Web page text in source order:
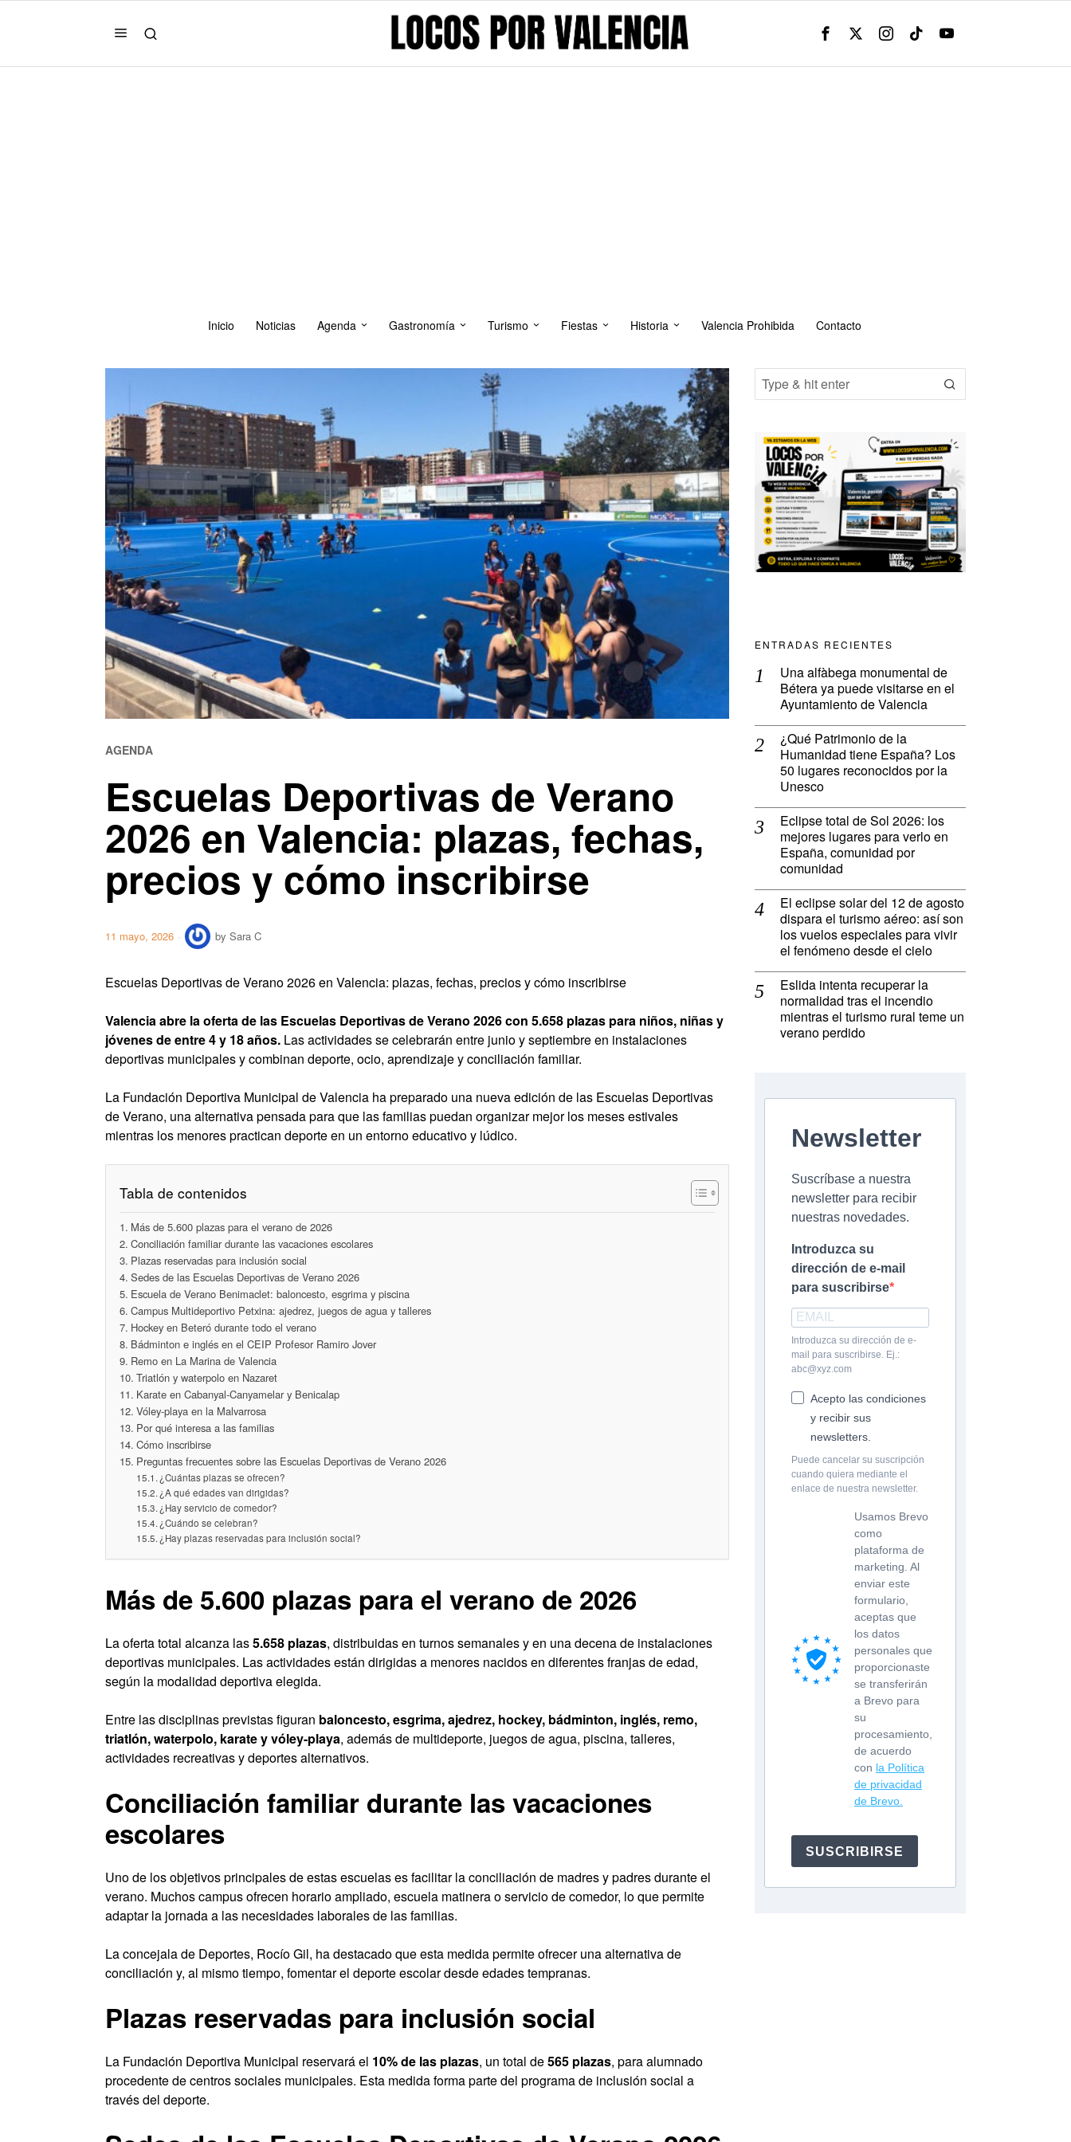
Inicio Noticias Agenda Gastronomía Turismo Fiestas Historia Valencia Prohibida Contacto
AGENDA
Escuelas Deportivas de Verano
2026 en Valencia: plazas, fechas,
precios y cómo inscribirse
11 mayo, 2026 by Sara C
Escuelas Deportivas de Verano 2026 en Valencia: plazas, fechas, precios y cómo inscribirse
Valencia abre la oferta de las Escuelas Deportivas de Verano 2026 con 5.658 plazas para niños, niñas y
jóvenes de entre 4 y 18 años. Las actividades se celebrarán entre junio y septiembre en instalaciones
deportivas municipales y combinan deporte, ocio, aprendizaje y conciliación familiar.
La Fundación Deportiva Municipal de Valencia ha preparado una nueva edición de las Escuelas Deportivas
de Verano, una alternativa pensada para que las familias puedan organizar mejor los meses estivales
mientras los menores practican deporte en un entorno educativo y lúdico.
Tabla de contenidos
Más de 5.600 plazas para el verano de 2026
Conciliación familiar durante las vacaciones escolares
Plazas reservadas para inclusión social
Sedes de las Escuelas Deportivas de Verano 2026
Escuela de Verano Benimaclet: baloncesto, esgrima y piscina
Campus Multideportivo Petxina: ajedrez, juegos de agua y talleres
Hockey en Beteró durante todo el verano
Bádminton e inglés en el CEIP Profesor Ramiro Jover
Remo en La Marina de Valencia
Triatlón y waterpolo en Nazaret
Karate en Cabanyal-Canyamelar y Benicalap
Vóley-playa en la Malvarrosa
Por qué interesa a las familias
Cómo inscribirse
Preguntas frecuentes sobre las Escuelas Deportivas de Verano 2026
¿Cuántas plazas se ofrecen?
¿A qué edades van dirigidas?
¿Hay servicio de comedor?
¿Cuándo se celebran?
¿Hay plazas reservadas para inclusión social?
Más de 5.600 plazas para el verano de 2026
La oferta total alcanza las5.658 plazas, distribuidas en turnos semanales y en una decena de instalaciones
deportivas municipales. Las actividades están dirigidas a menores nacidos en diferentes franjas de edad,
según la modalidad deportiva elegida.
Entre las disciplinas previstas figuran baloncesto, esgrima, ajedrez, hockey, bádminton, inglés, remo,
triatlón, waterpolo, karate y vóley-playa, además de multideporte, juegos de agua, piscina, talleres,
actividades recreativas y deportes alternativos.
Conciliación familiar durante las vacaciones
escolares
Uno de los objetivos principales de estas escuelas es facilitar la conciliación de madres y padres durante el
verano. Muchos campus ofrecen horario ampliado, escuela matinera o servicio de comedor, lo que permite
adaptar la jornada a las necesidades laborales de las familias.
La concejala de Deportes, Rocío Gil, ha destacado que esta medida permite ofrecer una alternativa de
conciliación y, al mismo tiempo, fomentar el deporte escolar desde edades tempranas.
Plazas reservadas para inclusión social
La Fundación Deportiva Municipal reservará el 10% de las plazas, un total de565 plazas, para alumnado
procedente de centros sociales municipales. Esta medida forma parte del programa de inclusión social a
través del deporte.
ENTRADAS RECIENTES
Una alfàbega monumental de
Bétera ya puede visitarse en el
Ayuntamiento de Valencia
¿Qué Patrimonio de la
Humanidad tiene España? Los
50 lugares reconocidos por la
Unesco
Eclipse total de Sol 2026: los
mejores lugares para verlo en
España, comunidad por
comunidad
El eclipse solar del 12 de agosto
dispara el turismo aéreo: así son
los vuelos especiales para vivir
el fenómeno desde el cielo
Eslida intenta recuperar la
normalidad tras el incendio
mientras el turismo rural teme un
verano perdido
Newsletter
Suscríbase a nuestra
newsletter para recibir
nuestras novedades.
Introduzca su
dirección de e-mail
para suscribirse
Introduzca su dirección de e-
mail para suscribirse. Ej.:
abc@xyz.com
Acepto las condiciones
y recibir sus
newsletters.
Puede cancelar su suscripción
cuando quiera mediante el
enlace de nuestra newsletter.
Usamos Brevo
como
plataforma de
marketing. Al
enviar este
formulario,
aceptas que
los datos
personales que
proporcionaste
se transferirán
a Brevo para
su
procesamiento,
de acuerdo
con la Política
de privacidad
de Brevo.
SUSCRIBIRSE